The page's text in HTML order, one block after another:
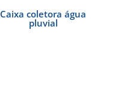
Caixa coletora água
pluvial